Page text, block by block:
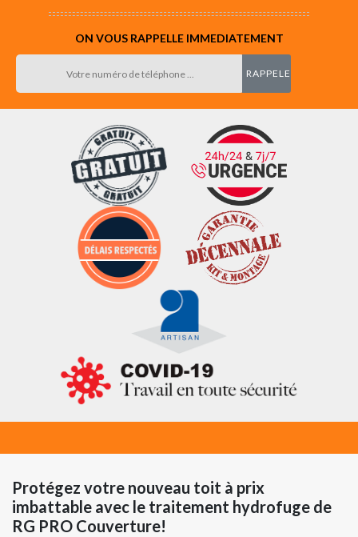
ON VOUS RAPPELLE IMMEDIATEMENT
Protégez votre nouveau toit à prix
imbattable avec le traitement hydrofuge de
RG PRO Couverture!